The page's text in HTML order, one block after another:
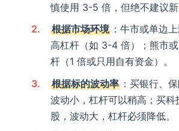
慎使用 3-5 倍，但绝不建议新
根据市场环境 ：牛市或单边
高杠杆（如 3-4 倍）；熊市
杆（1 倍或只用自有资金）。
根据标的波动率 ：买银行、
波动小，杠杆可以稍高；买科
股，波动大，杠杆必须降低。